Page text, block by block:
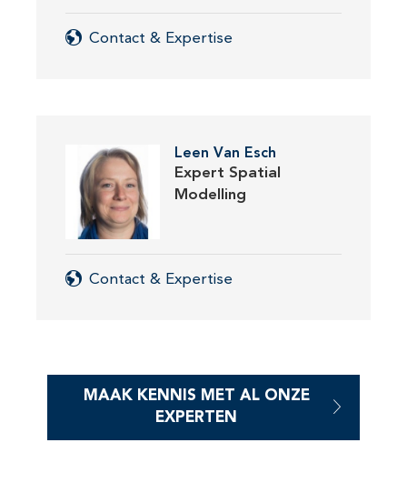
Contact & Expertise
Leen Van Esch
Expert Spatial
Modelling
Contact & Expertise
MAAK KENNIS MET AL ONZE
EXPERTEN